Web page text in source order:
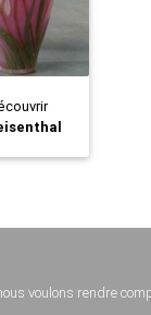
voulons rendre